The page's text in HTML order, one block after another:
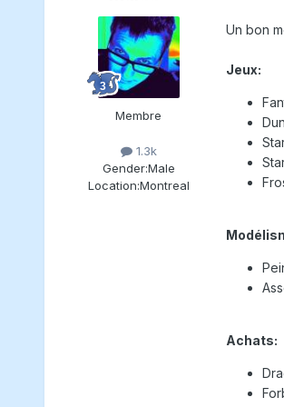
Membre
1.3k
Gender:Male
Location:Montreal
Un bon
Jeux:
Achats: